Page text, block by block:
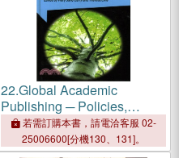
22.Global Academic
Publishing ─ Policies,
Perspectives and
Pedagogies
若需訂購本書，請電洽客服 02-
25006600[分機130、131]。